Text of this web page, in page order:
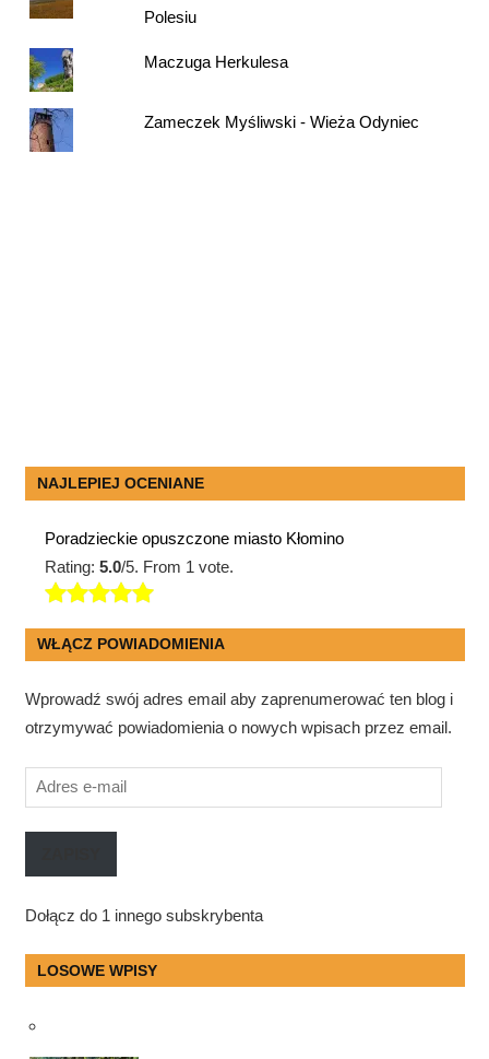
Polesiu
Maczuga Herkulesa
Zameczek Myśliwski - Wieża Odyniec
NAJLEPIEJ OCENIANE
Poradzieckie opuszczone miasto Kłomino
Rating:5.0/5. From 1 vote.
WŁĄCZ POWIADOMIENIA
Wprowadź swój adres email aby zaprenumerować ten blog i
otrzymywać powiadomienia o nowych wpisach przez email.
Adres
e-
mail
Dołącz do 1 innego subskrybenta
LOSOWE WPISY